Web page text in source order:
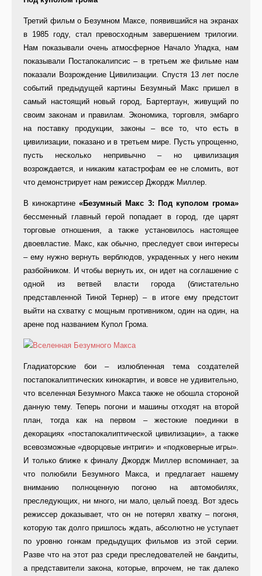
Третий фильм о Безумном Максе, появившийся на экранах
в 1985 году, стал превосходным завершением трилогии.
Нам показывали очень атмосферное Начало Упадка, нам
показывали Постапокалипсис – в третьем же фильме нам
показали Возрождение Цивилизации. Спустя 13 лет после
событий предыдущей картины Безумный Макс пришел в
самый настоящий новый город, Бартертаун, живущий по
своим законам и правилам. Экономика, торговля, эмбарго
на поставку продукции, законы – все то, что есть в
цивилизации, показано и в третьем мире. Пусть упрощенно,
пусть несколько непривычно – но цивилизация
возрождается, и никаким катастрофам ее не сломить, вот
что демонстрирует нам режиссер Джордж Миллер.
В кинокартине«Безумный Макс 3: Под куполом грома»
бессменный главный герой попадает в город, где царят
торговые отношения, а также установилось настоящее
двоевластие. Макс, как обычно, преследует свои интересы
– ему нужно вернуть верблюдов, украденных у него неким
разбойником. И чтобы вернуть их, он идет на соглашение с
одной из ветвей власти города (блистательно
представленной Тиной Тернер) – в итоге ему предстоит
выйти на схватку с мощным противником, один на один, на
арене под названием Купол Грома.
Гладиаторские бои – излюбленная тема создателей
постапокалиптических кинокартин, и вовсе не удивительно,
что вселенная Безумного Макса также не обошла стороной
данную тему. Теперь погони и машины отходят на второй
план, тогда как на первом – жестокие поединки в
декорациях «постапокалиптической цивилизации», а также
всевозможные «дворцовые интриги» и «подковерные игры».
И только ближе к финалу Джордж Миллер вспоминает, за
что полюбили Безумного Макса, и предлагает нашему
вниманию полноценную погоню на автомобилях,
преследующих, ни много, ни мало, целый поезд. Вот здесь
режиссер доказывает, что он не потерял хватку – погоня,
которую так долго пришлось ждать, абсолютно не уступает
по уровню гонкам предыдущих фильмов из этой серии.
Разве что на этот раз среди преследователей не бандиты,
а представители закона, которые, впрочем, не так далеко